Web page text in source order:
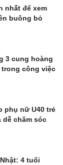
nhất để xem
buông bỏ
3 cung hoàng
công việc
phụ nữ U40 trẻ
dễ chăm sóc
4 tuổi